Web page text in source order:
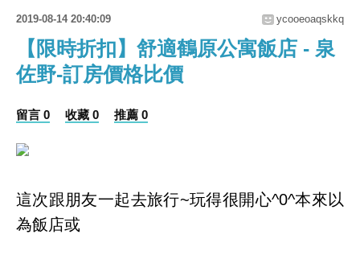
2019-08-14 20:40:09 ycooeoaqskkq
【限時折扣】舒適鶴原公寓飯店 - 泉
佐野-訂房價格比價
留言 0 收藏 0 推薦 0
這次跟朋友一起去旅行~玩得很開心^0^本來以
為飯店或